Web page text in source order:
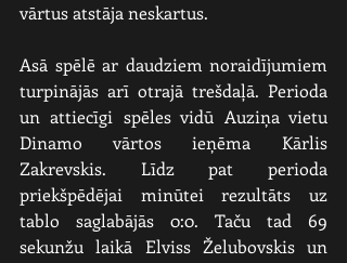
vārtus atstāja neskartus.
Asā spēlē ar daudziem noraidījumiem
turpinājās arī otrajā trešdaļā. Perioda
un attiecīgi spēles vidū Auziņa vietu
Dinamo vārtos ieņēma Kārlis
Zakrevskis. Līdz pat perioda
priekšpēdējai minūtei rezultāts uz
tablo saglabājās 0:0. Taču tad 69
sekunžu laikā Elviss Želubovskis un